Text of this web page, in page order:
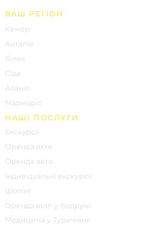
ВАШ РЕГІОН
Кемер
Анталія
Білек
Сіде
Аланія
Мармаріс
НАШІ ПОСЛУГИ
Екскурсії
Оренда яхти
Оренда авто
Індивідуальні екскурсії
Шопінг
Оренда вілл у Бодрумі
Медицина у Туреччині